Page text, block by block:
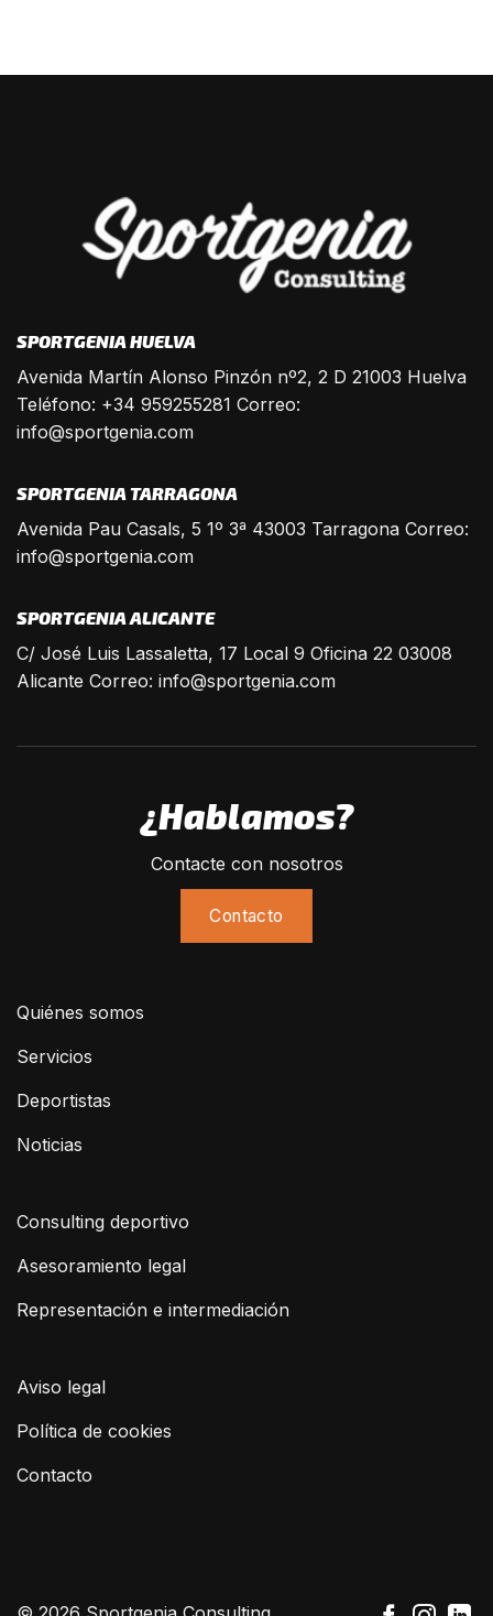
SPORTGENIA HUELVA
Avenida Martín Alonso Pinzón nº2, 2 D 21003 Huelva
Teléfono: +34 959255281 Correo:
info@sportgenia.com
SPORTGENIA TARRAGONA
Avenida Pau Casals, 5 1º 3ª 43003 Tarragona Correo:
info@sportgenia.com
SPORTGENIA ALICANTE
C/ José Luis Lassaletta, 17 Local 9 Oficina 22 03008
Alicante Correo: info@sportgenia.com
¿Hablamos?
Contacte con nosotros
Contacto
Quiénes somos
Servicios
Deportistas
Noticias
Consulting deportivo
Asesoramiento legal
Representación e intermediación
Aviso legal
Política de cookies
Contacto